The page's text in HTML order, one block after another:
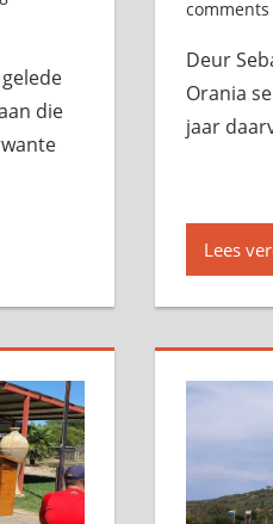
die
comments
Deur
Orania
jaar
Lees